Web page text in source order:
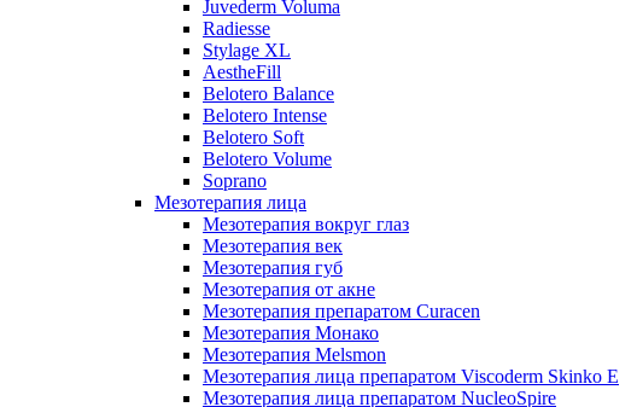
Juvederm Voluma
Radiesse
Stylage XL
AestheFill
Belotero Balance
Belotero Intense
Belotero Soft
Belotero Volume
Soprano
Мезотерапия лица
Мезотерапия вокруг глаз
Мезотерапия век
Мезотерапия губ
Мезотерапия от акне
Мезотерапия препаратом Curacen
Мезотерапия Монако
Мезотерапия Melsmon
Мезотерапия лица препаратом Viscoderm Skinko E
Мезотерапия лица препаратом NucleoSpire